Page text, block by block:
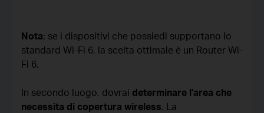
Nota: se i dispositivi che possiedi supportano lo
standard Wi-Fi 6, la scelta ottimale è un Router Wi-
Fi 6.
In secondo luogo, dovrai determinare l'area che
necessita di copertura wireless. La